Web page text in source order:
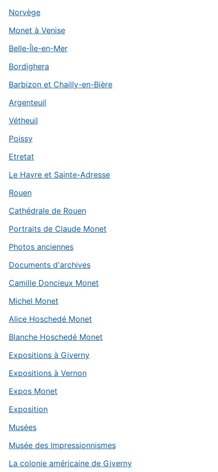
Norvège
Monet à Venise
Belle-Île-en-Mer
Bordighera
Barbizon et Chailly-en-Bière
Argenteuil
Vétheuil
Poissy
Etretat
Le Havre et Sainte-Adresse
Rouen
Cathédrale de Rouen
Portraits de Claude Monet
Photos anciennes
Documents d'archives
Camille Doncieux Monet
Michel Monet
Alice Hoschedé Monet
Blanche Hoschedé Monet
Expositions à Giverny
Expositions à Vernon
Expos Monet
Exposition
Musées
Musée des Impressionnismes
La colonie américaine de Giverny